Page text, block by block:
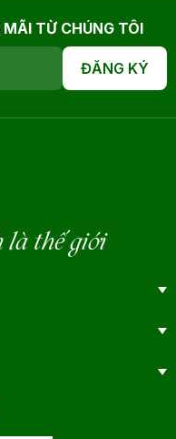
TỪ CHÚNG TÔI
ĐĂNG KÝ
là thế giới